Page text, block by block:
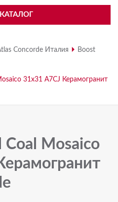
КАТАЛОГ
Concorde Италия Boost
31x31 A7CJ Керамогранит
Coal Mosaico